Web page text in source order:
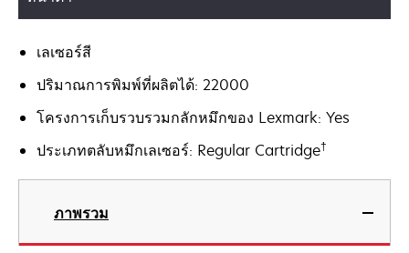
เลเซอร์สี
ปริมาณการพิมพ์ที่ผลิตได้: 22000
โครงการเก็บรวบรวมกลักหมึกของ Lexmark: Yes
ประเภทตลับหมึกเลเซอร์: Regular Cartridge†
ภาพรวม